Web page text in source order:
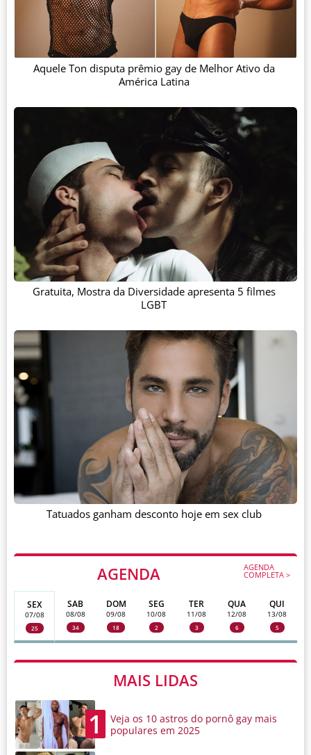
AGENDA AGENDA
COMPLETA >
SEX
07/08
25
SAB
08/08
34
DOM
09/08
18
SEG
10/08
2
TER
11/08
3
QUA
12/08
6
QUI
13/08
5
MAIS LIDAS
1
Veja os 10 astros do pornô gay mais
populares em 2025
Aquele Ton disputa prêmio gay de Melhor Ativo da
América Latina
Gratuita, Mostra da Diversidade apresenta 5 filmes
LGBT
Tatuados ganham desconto hoje em sex club